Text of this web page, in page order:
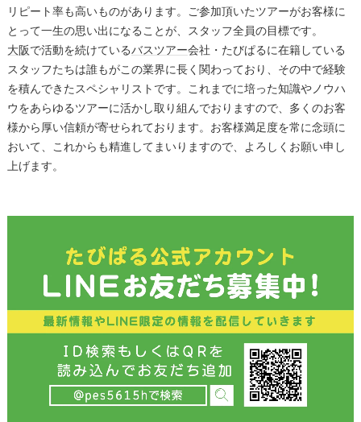
リピート率も高いものがあります。ご参加頂いたツアーがお客様に
とって一生の思い出になることが、スタッフ全員の目標です。
大阪で活動を続けているバスツアー会社・たびぱるに在籍している
スタッフたちは誰もがこの業界に長く関わっており、その中で経験
を積んできたスペシャリストです。これまでに培った知識やノウハ
ウをあらゆるツアーに活かし取り組んでおりますので、多くのお客
様から厚い信頼が寄せられております。お客様満足度を常に念頭に
おいて、これからも精進してまいりますので、よろしくお願い申し
上げます。